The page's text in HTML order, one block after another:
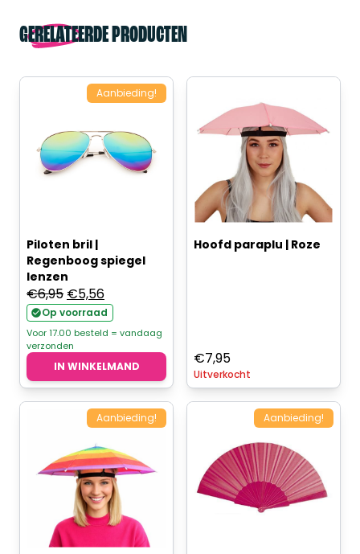
GERELATEERDE PRODUCTEN
Aanbieding!
Piloten bril |
Regenboog spiegel
lenzen
€6,95 Oorspronkelijke
prijs
was:
€6,95.
€5,56Huidige
prijs
is:
€5,56.
Op voorraad
Voor 17.00 besteld = vandaag
verzonden
IN WINKELMAND
Hoofd paraplu | Roze
€7,95
Uitverkocht
Aanbieding! Aanbieding!